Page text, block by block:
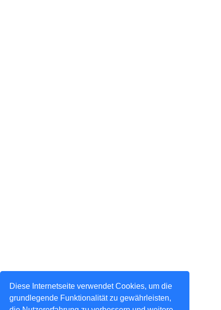
Diese Internetseite verwendet Cookies, um die
grundlegende Funktionalität zu gewährleisten,